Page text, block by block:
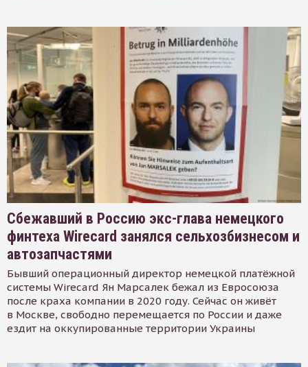
Сбежавший в Россию экс-глава немецкого
финтеха Wirecard занялся сельхозбизнесом и
автозапчастями
Бывший операционный директор немецкой платёжной
системы Wirecard Ян Марсалек бежал из Евросоюза
после краха компании в 2020 году. Сейчас он живёт
в Москве, свободно перемещается по России и даже
ездит на оккупированные территории Украины